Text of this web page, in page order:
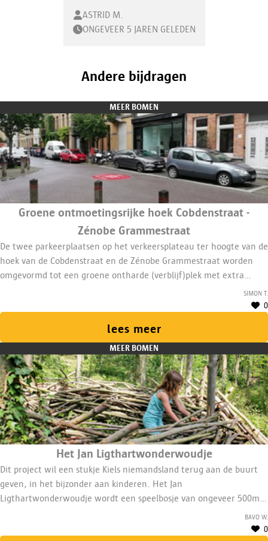
ASTRID M.
ONGEVEER 5 JAREN GELEDEN
Andere bijdragen
MEER BOMEN
Groene ontmoetingsrijke hoek Cobdenstraat -
Zénobe Grammestraat
De twee parkeerplaatsen op het verkeersplateau ter hoogte van de
hoek van de Cobdenstraat en de Zénobe Grammestraat worden
omgevormd tot een groene ontharde (verblijf)plek met extra
boom. De verblijfsfunctie kan in eerste instantie worden getest via
Simon T.
0
lees meer
MEER BOMEN
Het Jan Ligthartwonderwoudje
Dit project wil een stukje Kiels niemandsland terug aan de buurt
geven, in het bijzonder aan kinderen. Het Jan
Ligthartwonderwoudje wordt een speelbosje van ongeveer 500m2.
Er zal participatie zijn van in het begin tot en met het dagelijksBavo W.
0